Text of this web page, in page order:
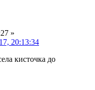
»
20:13:34
кисточка до